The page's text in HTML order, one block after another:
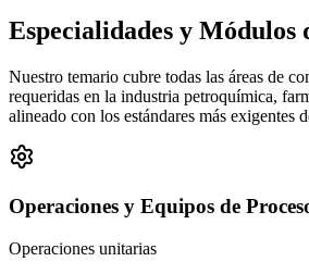
Especialidades y Módulos
Nuestro temario cubre todas las áreas de
requeridas en la industria petroquímica,
alineado con los estándares más exigentes
Operaciones y Equipos de
Operaciones unitarias